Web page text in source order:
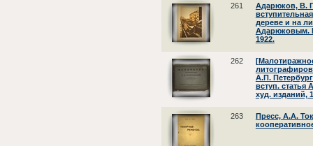
261
Адарюков, В.
дереве и на
Адарюковым.
1922.
262
А.П.
вступ. статья
худ. изданий,
263
Пресс, А.А.